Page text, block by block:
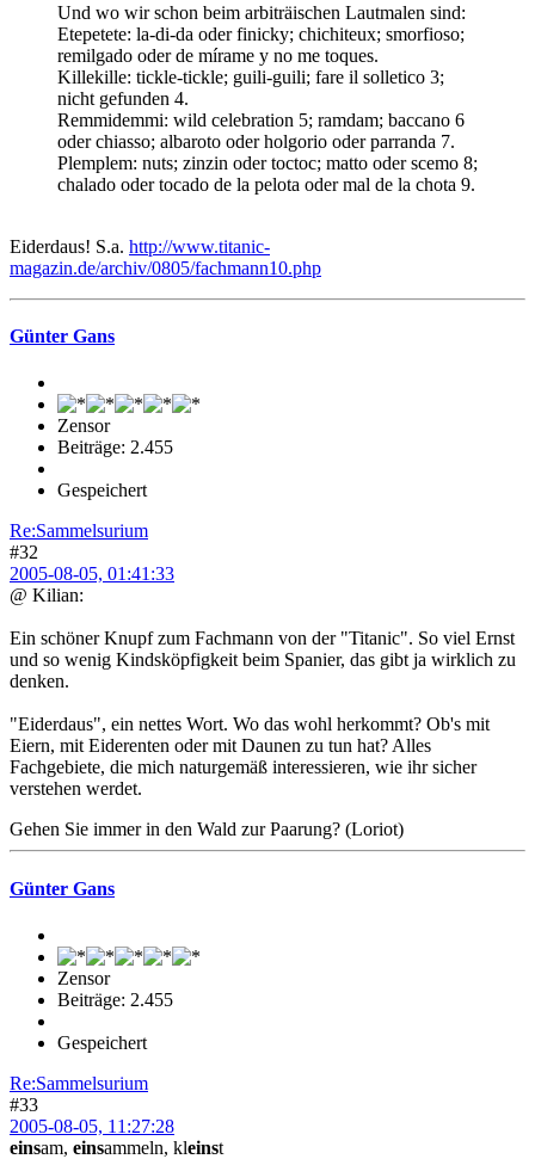
Und wo wir schon beim arbiträischen Lautmalen sind:
Etepetete: la-di-da oder finicky; chichiteux; smorfioso;
remilgado oder de mírame y no me toques.
Killekille: tickle-tickle; guili-guili; fare il solletico 3;
nicht gefunden 4.
Remmidemmi: wild celebration 5; ramdam; baccano 6
oder chiasso; albaroto oder holgorio oder parranda 7.
Plemplem: nuts; zinzin oder toctoc; matto oder scemo 8;
chalado oder tocado de la pelota oder mal de la chota 9.
Eiderdaus! S.a. http://www.titanic-
magazin.de/archiv/0805/fachmann10.php
Günter Gans
Zensor
Beiträge: 2.455
Gespeichert
Re:Sammelsurium
#32
2005-08-05, 01:41:33
@ Kilian:
Ein schöner Knupf zum Fachmann von der "Titanic". So viel Ernst
und so wenig Kindsköpfigkeit beim Spanier, das gibt ja wirklich zu
denken.
"Eiderdaus", ein nettes Wort. Wo das wohl herkommt? Ob's mit
Eiern, mit Eiderenten oder mit Daunen zu tun hat? Alles
Fachgebiete, die mich naturgemäß interessieren, wie ihr sicher
verstehen werdet.
Gehen Sie immer in den Wald zur Paarung? (Loriot)
Günter Gans
Zensor
Beiträge: 2.455
Gespeichert
Re:Sammelsurium
#33
2005-08-05, 11:27:28
einsam, einsammeln, kleinst